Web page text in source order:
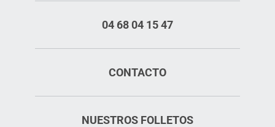
04 68 04 15 47
CONTACTO
NUESTROS FOLLETOS